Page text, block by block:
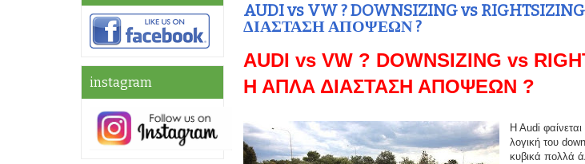
AUDI vs VW ? DOWNSIZING vs
ΔΙΑΣΤΑΣΗ ΑΠΟΨΕΩΝ ?
AUDI vs VW ? DOWNSIZING vs
Η ΑΠΛΑ ΔΙΑΣΤΑΣΗ ΑΠΟΨΕΩΝ ?
H Audi
λογική του
κυβικά πολλά
instagram